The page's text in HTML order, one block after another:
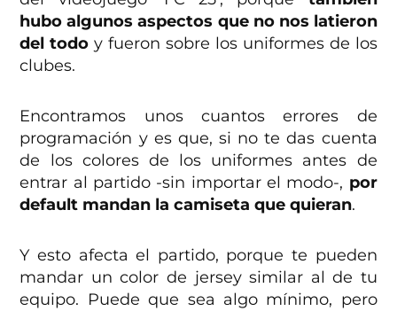
hubo algunos aspectos que no nos latieron
del todo y fueron sobre los uniformes de los
clubes.
Encontramos unos cuantos errores de
programación y es que, si no te das cuenta
de los colores de los uniformes antes de
entrar al partido -sin importar el modo-, por
default mandan la camiseta que quieran.
Y esto afecta el partido, porque te pueden
mandar un color de jersey similar al de tu
equipo. Puede que sea algo mínimo, pero